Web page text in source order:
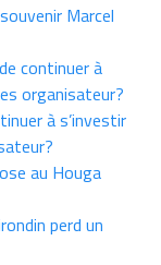
Marcel
continuer à
organisateur?
à s’investir
au Houga
perd un